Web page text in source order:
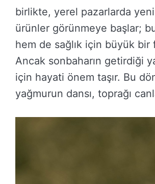
birlikte, yerel pazarlarda
ürünler görünmeye başlar;
hem de sağlık için büyük bir
Ancak sonbaharın getirdiği
için hayati önem taşır. Bu
yağmurun dansı, toprağı